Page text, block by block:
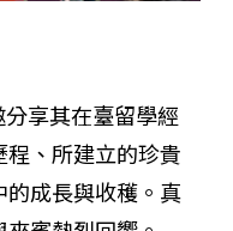
享其在臺留學經
、所建立的珍貴
成長與收穫。真